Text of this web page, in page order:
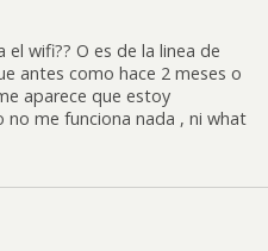
el wifi?? O es de la linea de
antes como hace 2 meses o
aparece que estoy
me funciona nada , ni what